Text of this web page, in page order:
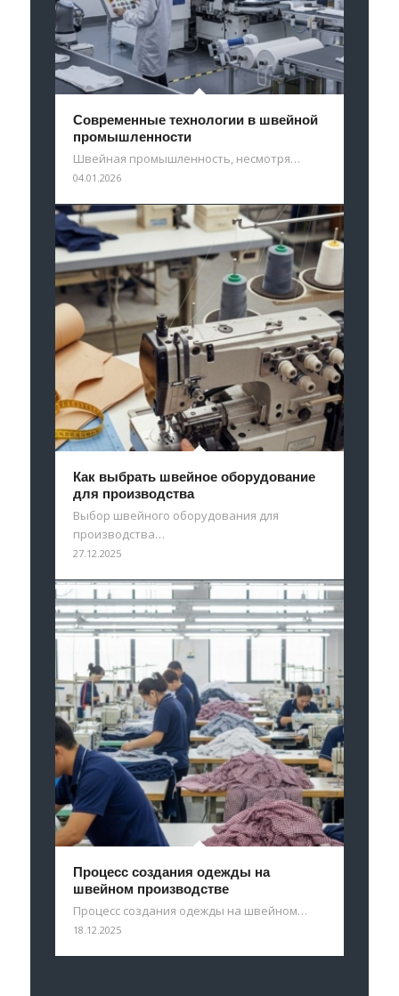
Современные технологии в швейной
промышленности
Швейная промышленность, несмотря…
04.01.2026
Как выбрать швейное оборудование
для производства
Выбор швейного оборудования для
производства…
27.12.2025
Процесс создания одежды на
швейном производстве
Процесс создания одежды на швейном…
18.12.2025